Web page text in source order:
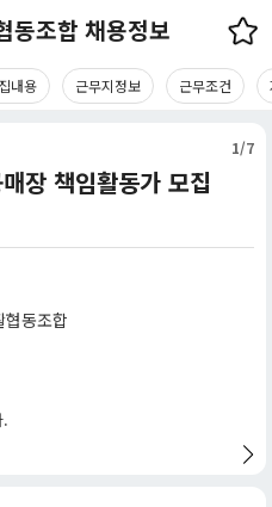
동조합 채용정보
내용 근무지정보 근무조건
1/7
장 책임활동가 모집
동조합
.